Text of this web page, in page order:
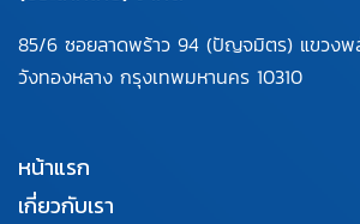
85/6 ซอยลาดพร้าว 94 (ปัญจมิตร) แขวงพ
วังทองหลาง กรุงเทพมหานคร 10310
หน้าแรก
เกี่ยวกับเรา